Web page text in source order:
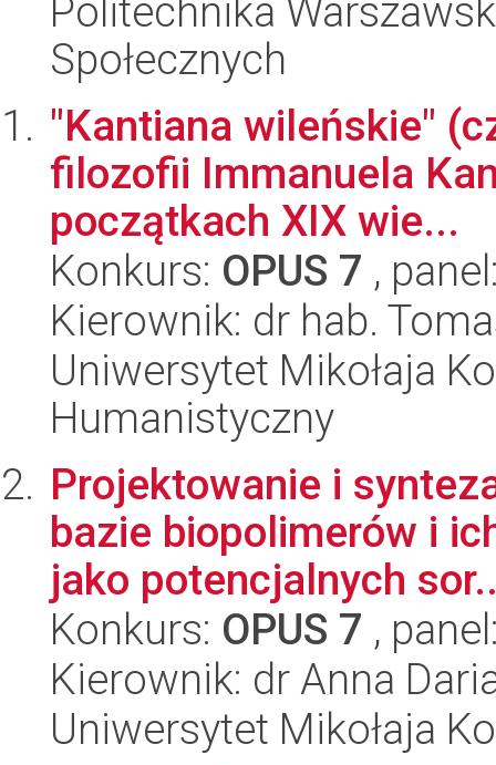
Politechnika
Społecznych
"Kantiana wileńskie"
filozofii Immanuela
początkach XIX wie...
Konkurs: OPUS 7 ,
Kierownik: dr hab.
Uniwersytet Mikołaja
Humanistyczny
Projektowanie i
bazie biopolimerów i
jako potencjalnych
Konkurs: OPUS 7 ,
Kierownik: dr Anna
Uniwersytet Mikołaja